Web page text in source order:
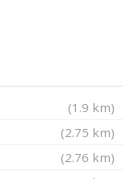
(1.9 km)
(2.75 km)
(2.76 km)